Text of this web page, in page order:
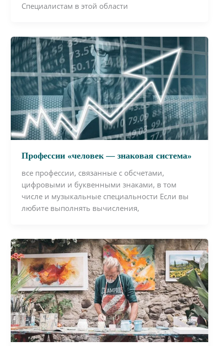
Специалистам в этой области
Профессии «человек — знаковая система»
все профессии, связанные с обсчетами,
цифровыми и буквенными знаками, в том
числе и музыкальные специальности Если вы
любите выполнять вычисления,